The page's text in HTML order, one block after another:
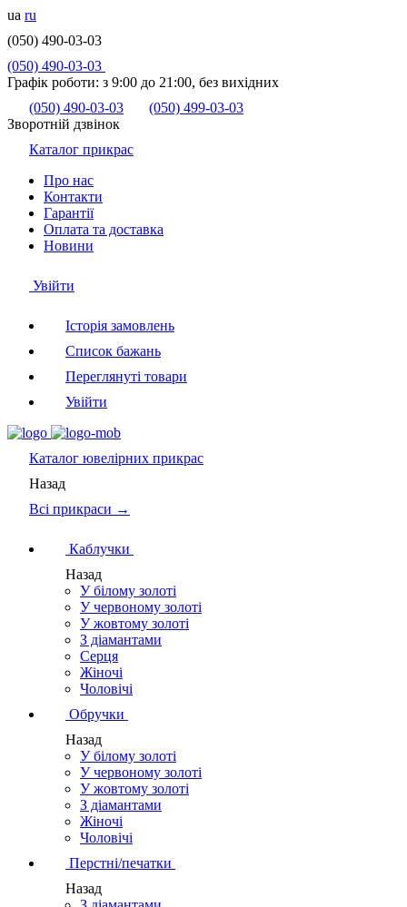
ua ru
(050) 490-03-03
(050) 490-03-03
Графік роботи: з 9:00 до 21:00, без вихідних
(050) 490-03-03
(050) 499-03-03
Зворотній дзвінок
Каталог прикрас
Про нас
Контакти
Гарантії
Оплата та доставка
Новини
Увійти
Історія замовлень
Список бажань
Переглянуті товари
Увійти
Каталог ювелірних прикрас
Назад
Всі прикраси →
Каблучки
Назад
У білому золоті
У червоному золоті
У жовтому золоті
З діамантами
Серця
Жіночі
Чоловічі
Обручки
Назад
У білому золоті
У червоному золоті
У жовтому золоті
З діамантами
Жіночі
Чоловічі
Перстні/печатки
Назад